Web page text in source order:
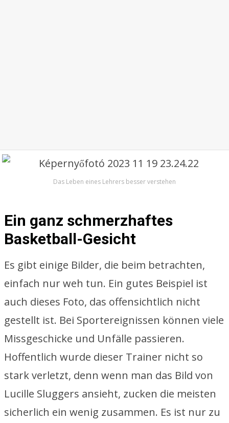
Das Leben eines Lehrers besser verstehen
Ein ganz schmerzhaftes
Basketball-Gesicht
Es gibt einige Bilder, die beim betrachten,
einfach nur weh tun. Ein gutes Beispiel ist
auch dieses Foto, das offensichtlich nicht
gestellt ist. Bei Sportereignissen können viele
Missgeschicke und Unfälle passieren.
Hoffentlich wurde dieser Trainer nicht so
stark verletzt, denn wenn man das Bild von
Lucille Sluggers ansieht, zucken die meisten
sicherlich ein wenig zusammen. Es ist nur zu